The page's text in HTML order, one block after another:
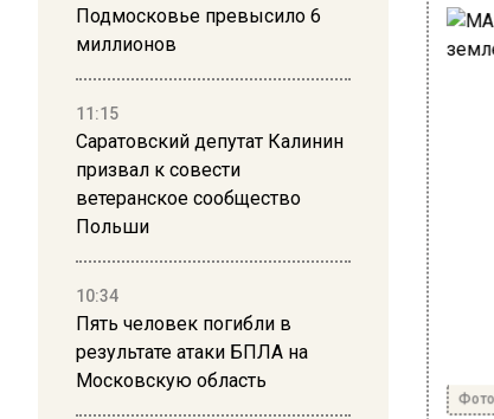
Подмосковье превысило 6
миллионов
11:15
Саратовский депутат Калинин
призвал к совести
ветеранское сообщество
Польши
10:34
Пять человек погибли в
результате атаки БПЛА на
Московскую область